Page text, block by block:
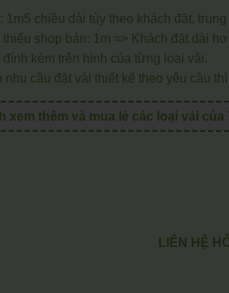
1m5 chiều dài tùy theo khách đặt,
shop bán: 1m => Khách đặt dài
đính kèm trên hình của từng loại vải.
nhu cầu đặt vải thiết kế theo yêu cầu
xem thêm và mua lẻ các loại vải
LIÊN HỆ